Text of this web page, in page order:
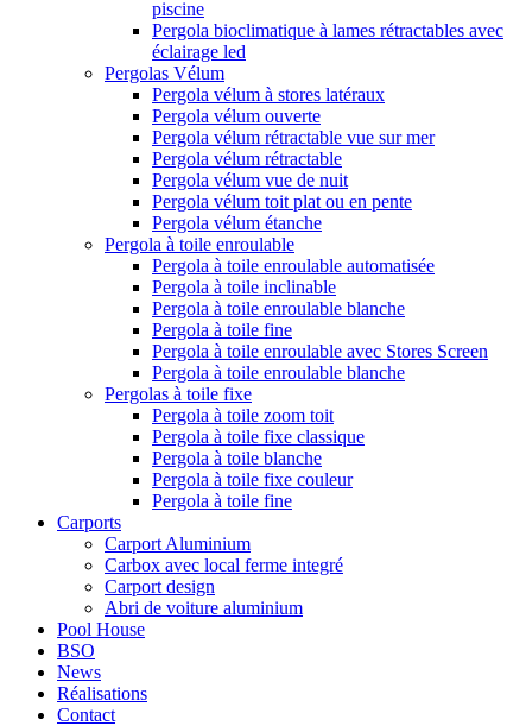
piscine
Pergola bioclimatique à lames rétractables avec
éclairage led
Pergolas Vélum
Pergola vélum à stores latéraux
Pergola vélum ouverte
Pergola vélum rétractable vue sur mer
Pergola vélum rétractable
Pergola vélum vue de nuit
Pergola vélum toit plat ou en pente
Pergola vélum étanche
Pergola à toile enroulable
Pergola à toile enroulable automatisée
Pergola à toile inclinable
Pergola à toile enroulable blanche
Pergola à toile fine
Pergola à toile enroulable avec Stores Screen
Pergola à toile enroulable blanche
Pergolas à toile fixe
Pergola à toile zoom toit
Pergola à toile fixe classique
Pergola à toile blanche
Pergola à toile fixe couleur
Pergola à toile fine
Carports
Carport Aluminium
Carbox avec local ferme integré
Carport design
Abri de voiture aluminium
Pool House
BSO
News
Réalisations
Contact